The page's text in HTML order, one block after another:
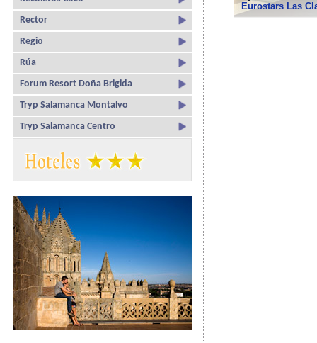
Rector
Regio
Rúa
Forum Resort Doña Brigida
Tryp Salamanca Montalvo
Tryp Salamanca Centro
Eurostars Las